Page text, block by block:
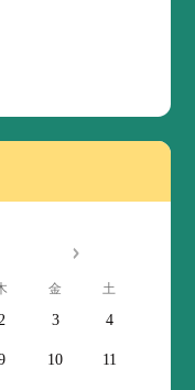
金 土
3 4
10 11